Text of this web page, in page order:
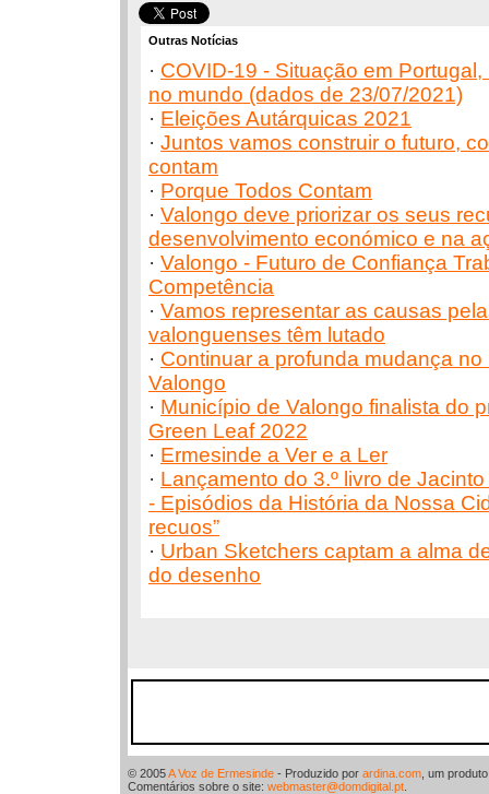
Outras Notícias
· COVID-19 - Situação em
no mundo (dados de 23/07/2021)
· Eleições Autárquicas 2021
· Juntos vamos construir o futuro,
contam
· Porque Todos Contam
· Valongo deve priorizar os seus
desenvolvimento económico e na
· Valongo - Futuro de Confiança
Competência
· Vamos representar as causas
valonguenses têm lutado
· Continuar a profunda mudança
Valongo
· Município de Valongo finalista do
Green Leaf 2022
· Ermesinde a Ver e a Ler
· Lançamento do 3.º livro de
- Episódios da História da Nossa
recuos”
· Urban Sketchers captam a alma
do desenho
© 2005A Voz de Ermesinde - Produzido por ardina.com , um
Comentários sobre o site: webmaster@domdigital.pt